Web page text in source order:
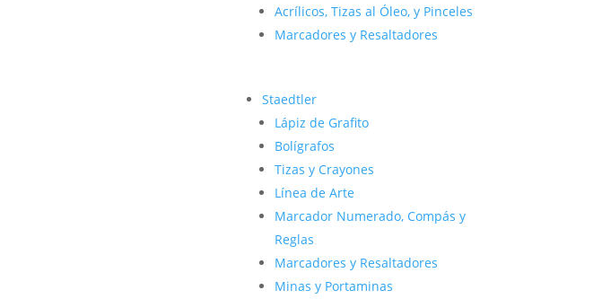
Acrílicos, Tizas al Óleo, y Pinceles
Marcadores y Resaltadores
Staedtler
Lápiz de Grafito
Bolígrafos
Tizas y Crayones
Línea de Arte
Marcador Numerado, Compás y
Reglas
Marcadores y Resaltadores
Minas y Portaminas